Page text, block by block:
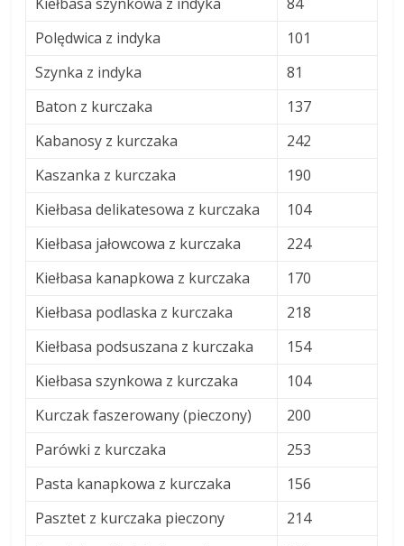
Polędwica z indyka
101
Szynka z indyka
81
Baton z kurczaka
137
Kabanosy z kurczaka
242
Kaszanka z kurczaka
190
Kiełbasa delikatesowa z kurczaka
104
Kiełbasa jałowcowa z kurczaka
224
Kiełbasa kanapkowa z kurczaka
170
Kiełbasa podlaska z kurczaka
218
Kiełbasa podsuszana z kurczaka
154
Kiełbasa szynkowa z kurczaka
104
Kurczak faszerowany (pieczony)
200
Parówki z kurczaka
253
Pasta kanapkowa z kurczaka
156
Pasztet z kurczaka pieczony
214